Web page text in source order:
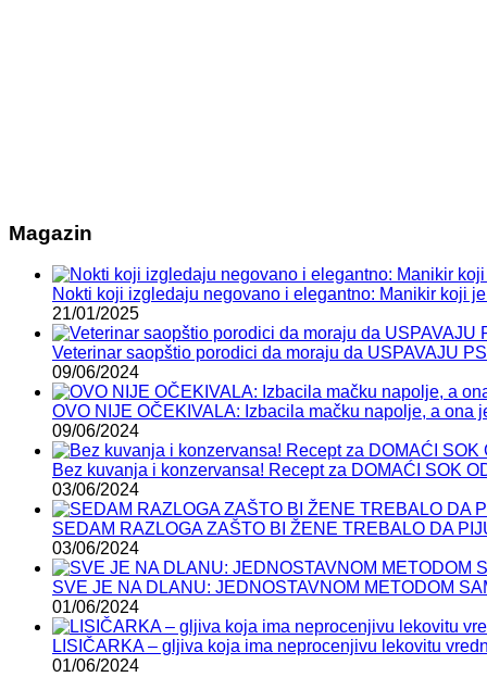
Magazin
Nokti koji izgledaju negovano i elegantno: Manikir koji
21/01/2025
Veterinar saopštio porodici da moraju da USPAVAJU
09/06/2024
OVO NIJE OČEKIVALA: Izbacila mačku napolje, a ona
09/06/2024
Bez kuvanja i konzervansa! Recept za DOMAĆI SOK
03/06/2024
SEDAM RAZLOGA ZAŠTO BI ŽENE TREBALO DA
03/06/2024
SVE JE NA DLANU: JEDNOSTAVNOM METODOM
01/06/2024
LISIČARKA – gljiva koja ima neprocenjivu lekovitu
01/06/2024